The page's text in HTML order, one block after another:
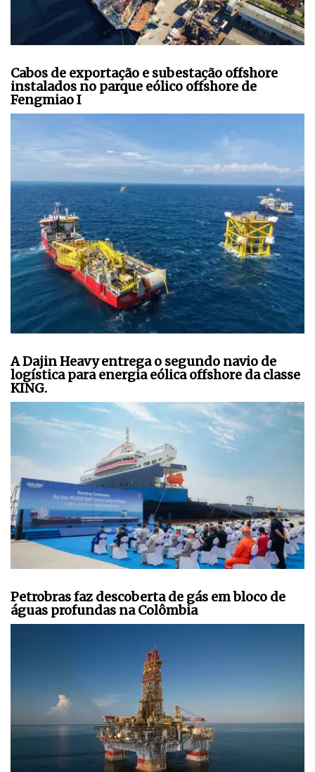
Cabos de exportação e subestação offshore
instalados no parque eólico offshore de
Fengmiao I
A Dajin Heavy entrega o segundo navio de
logística para energia eólica offshore da classe
KING.
Petrobras faz descoberta de gás em bloco de
águas profundas na Colômbia